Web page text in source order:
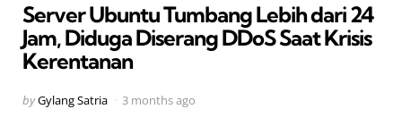
Server Ubuntu Tumbang Lebih dari 24
Jam, Diduga Diserang DDoS Saat Krisis
Kerentanan
Posted
byGylang Satria 3 months ago